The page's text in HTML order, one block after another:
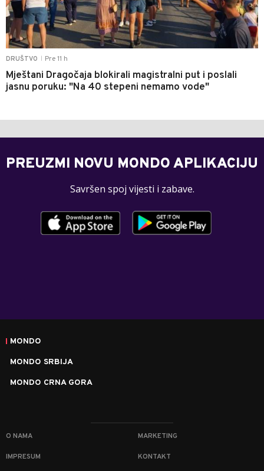
DRUŠTVO Pre 11 h
Mještani Dragočaja blokirali magistralni put i poslali
jasnu poruku: "Na 40 stepeni nemamo vode"
PREUZMI NOVU MONDO APLIKACIJU
Savršen spoj vijesti i zabave.
MONDO
MONDO SRBIJA
MONDO CRNA GORA
O NAMA MARKETING
IMPRESUM KONTAKT